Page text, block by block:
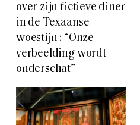
over zijn fictieve diner
in de Texaanse
woestijn : “Onze
verbeelding wordt
onderschat”